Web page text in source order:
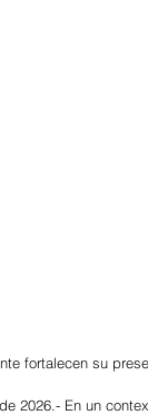
fortalecen su
2026.- En un